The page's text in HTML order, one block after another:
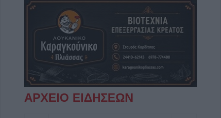
ΑΡΧΕΙΟ ΕΙΔΗΣΕΩΝ